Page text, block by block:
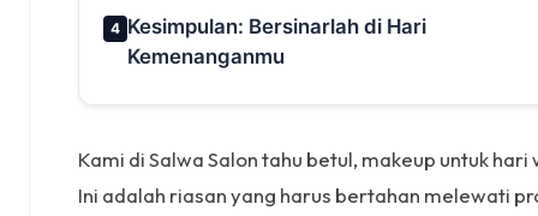
4 Kesimpulan: Bersinarlah di Hari
Kemenanganmu
Kami di Salwa Salon tahu betul, makeup untuk
Ini adalah riasan yang harus bertahan melewati